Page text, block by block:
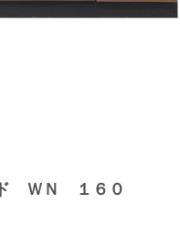
ＷＮ １６０